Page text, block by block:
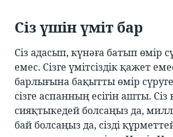
Сіз үшін үміт бар
Сіз адасып, күнәға батып өмір
емес. Сізге үмітсіздік қажет
барлығына бақытты өмір
сізге аспанның есігін ашты.
сияқтыкедей болсаңыз да,
бай болсаңыз да, сізді